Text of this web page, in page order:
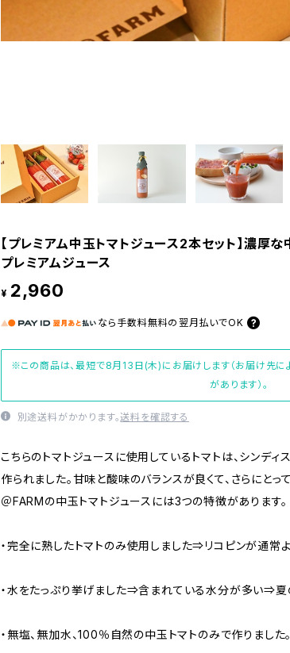
【プレミアム中玉トマトジュース2本セット】濃厚
プレミアムジュース
¥ 2,960
なら 手数料無料の 翌月払いでOK
※この商品は、最短で8月13日(木)にお届けします（お届け先に
があります）。
別途送料がかかります。送料を確認する
こちらのトマトジュースに使用しているトマトは、シンデ
作られました。甘味と酸味のバランスが良くて、さらにとっ
＠FARMの中玉トマトジュースには3つの特徴があります。
・完全に熟したトマトのみ使用しました⇒リコピンが通常
・水をたっぷり挙げました⇒含まれている水分が多い⇒夏
・無塩、無加水、100％自然の中玉トマトのみで作りました